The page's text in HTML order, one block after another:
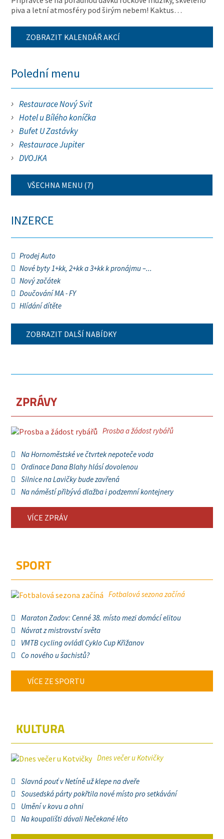
piva a letní atmosféry pod širým nebem! Kaktus…
ZOBRAZIT KALENDÁŘ AKCÍ
Polední menu
Restaurace Nový Svit
Hotel u Bílého koníčka
Bufet U Zastávky
Restaurace Jupiter
DVOJKA
VŠECHNA MENU (7)
INZERCE
Prodej Auto
Nové byty 1+kk, 2+kk a 3+kk k pronájmu –...
Nový začátek
Doučování MA - FY
Hlídání dítěte
ZOBRAZIT DALŠÍ NABÍDKY
ZPRÁVY
Prosba a žádost rybářů
Na Hornoměstské ve čtvrtek nepoteče voda
Ordinace Dana Blahy hlásí dovolenou
Silnice na Lavičky bude zavřená
Na náměstí přibývá dlažba i podzemní kontejnery
VÍCE ZPRÁV
SPORT
Fotbalová sezona začíná
Maraton Zadov: Cenné 38. místo mezi domácí elitou
Návrat z mistrovství světa
VMTB cycling ovládl Cyklo Cup Křižanov
Co nového u šachistů?
VÍCE ZE SPORTU
KULTURA
Dnes večer u Kotvičky
Slavná pouť v Netíně už klepe na dveře
Sousedská párty pokřtila nové místo pro setkávání
Umění v kovu a ohni
Na koupališti dávali Nečekané léto